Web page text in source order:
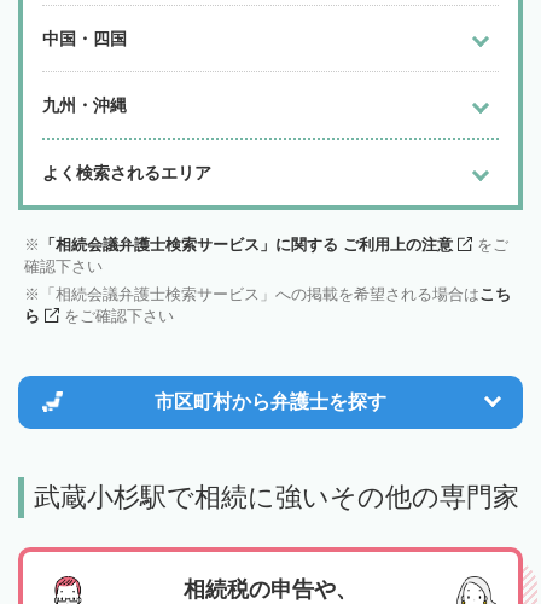
中国・四国
九州・沖縄
よく検索されるエリア
「相続会議弁護士検索サービス」に関する ご利用上の注意
をご
確認下さい
「相続会議弁護士検索サービス」への掲載を希望される場合はこち
ら
をご確認下さい
市区町村から弁護士を探す
武蔵小杉駅で相続に強いその他の専門家
相続税の申告や、